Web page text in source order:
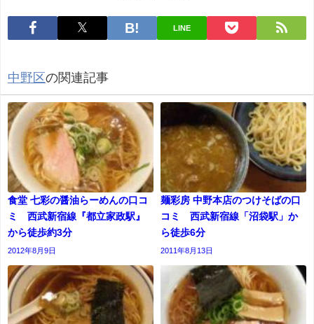
LINE
中野区の関連記事
食堂 七彩の醤油らーめんの口コ
ミ 西武新宿線『都立家政駅』
から徒歩約3分
2012年8月9日
麺彩房 中野本店のつけそばの口
コミ 西武新宿線「沼袋駅」か
ら徒歩6分
2011年8月13日